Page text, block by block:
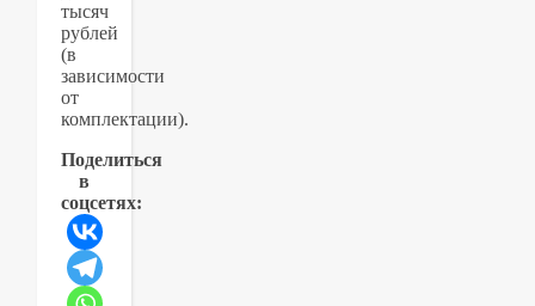
тысяч
рублей
(в
зависимости
от
комплектации).
Поделиться
в
соцсетях: